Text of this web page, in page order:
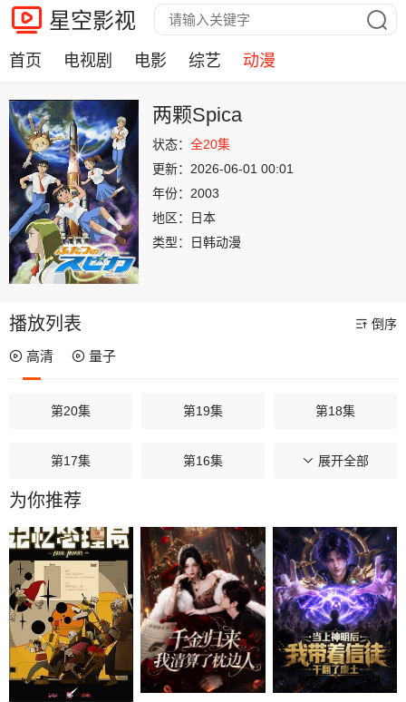
星空影视
首页 电视剧 电影 综艺 动漫
两颗Spica
状态： 全20集
更新： 2026-06-01 00:01
年份： 2003
地区：
日本
类型：
日韩动漫
播放列表 倒序
高清 量子
第20集 第19集 第18集
第17集 第16集 第15集
第14集
第11集 第10集 第09集
第08集 第07集 第06集
第05集 第04集 第03集
展开全部
为你推荐